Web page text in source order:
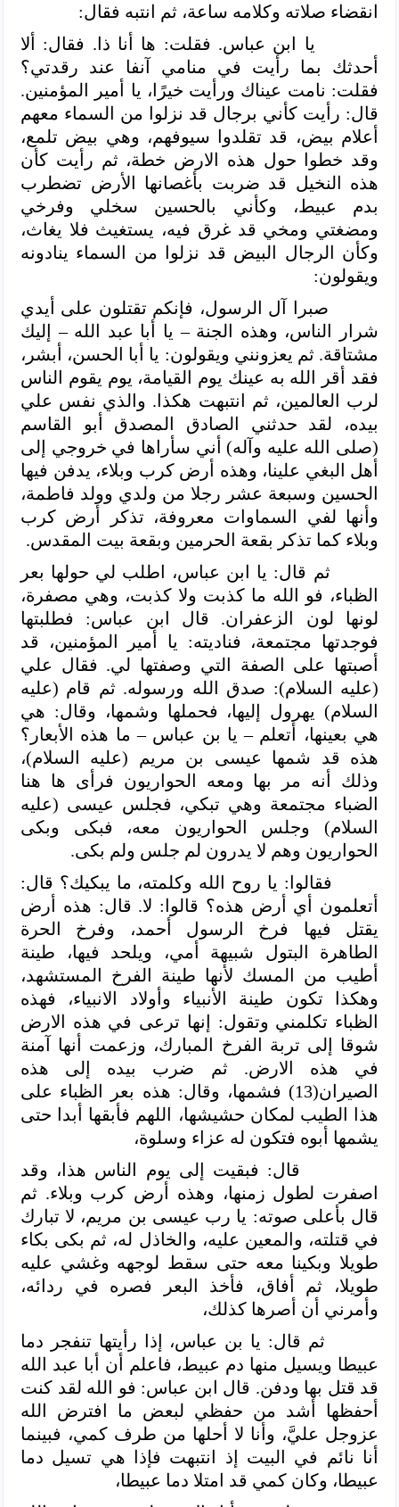
انقضاء صلاته وكلامه ساعة، ثم انتبه فقال:
يا ابن عباس. فقلت: ها أنا ذا. فقال: ألا
أحدثك بما رأيت في منامي آنفا عند رقدتي؟
فقلت: نامت عيناك ورأيت خيرًا، يا أمير المؤمنين.
قال: رأيت كأني برجال قد نزلوا من السماء معهم
أعلام بيض، قد تقلدوا سيوفهم، وهي بيض تلمع،
وقد خطوا حول هذه الارض خطة، ثم رأيت كأن
هذه النخيل قد ضربت بأغصانها الأرض تضطرب
بدم عبيط، وكأني بالحسين سخلي وفرخي
ومضغتي ومخي قد غرق فيه، يستغيث فلا يغاث،
وكأن الرجال البيض قد نزلوا من السماء ينادونه
ويقولون:
صبرا آل الرسول، فإنكم تقتلون على أيدي
شرار الناس، وهذه الجنة – يا أبا عبد الله – إليك
مشتاقة. ثم يعزونني ويقولون: يا أبا الحسن، أبشر،
فقد أقر الله به عينك يوم القيامة، يوم يقوم الناس
لرب العالمين، ثم انتبهت هكذا. والذي نفس علي
بيده، لقد حدثني الصادق المصدق أبو القاسم
(صلى الله عليه وآله) أني سأراها في خروجي إلى
أهل البغي علينا، وهذه أرض كرب وبلاء، يدفن فيها
الحسين وسبعة عشر رجلا من ولدي وولد فاطمة،
وأنها لفي السماوات معروفة، تذكر أرض كرب
وبلاء كما تذكر بقعة الحرمين وبقعة بيت المقدس.
ثم قال: يا ابن عباس، اطلب لي حولها بعر
الظباء، فو الله ما كذبت ولا كذبت، وهي مصفرة،
لونها لون الزعفران. قال ابن عباس: فطلبتها
فوجدتها مجتمعة، فناديته: يا أمير المؤمنين، قد
أصبتها على الصفة التي وصفتها لي. فقال علي
(عليه السلام): صدق الله ورسوله. ثم قام (عليه
السلام) يهرول إليها، فحملها وشمها، وقال: هي
هي بعينها، أتعلم – يا بن عباس – ما هذه الأبعار؟
هذه قد شمها عيسى بن مريم (عليه السلام)،
وذلك أنه مر بها ومعه الحواريون فرأى ها هنا
الضباء مجتمعة وهي تبكي، فجلس عيسى (عليه
السلام) وجلس الحواريون معه، فبكى وبكى
الحواريون وهم لا يدرون لم جلس ولم بكى.
فقالوا: يا روح الله وكلمته، ما يبكيك؟ قال:
أتعلمون أي أرض هذه؟ قالوا: لا. قال: هذه أرض
يقتل فيها فرخ الرسول أحمد، وفرخ الحرة
الطاهرة البتول شبيهة أمي، ويلحد فيها، طينة
أطيب من المسك لأنها طينة الفرخ المستشهد،
وهكذا تكون طينة الأنبياء وأولاد الانبياء، فهذه
الظباء تكلمني وتقول: إنها ترعى في هذه الارض
شوقا إلى تربة الفرخ المبارك، وزعمت أنها آمنة
في هذه الارض. ثم ضرب بيده إلى هذه
الصيران(13) فشمها، وقال: هذه بعر الظباء على
هذا الطيب لمكان حشيشها، اللهم فأبقها أبدا حتى
يشمها أبوه فتكون له عزاء وسلوة،
قال: فبقيت إلى يوم الناس هذا، وقد
اصفرت لطول زمنها، وهذه أرض كرب وبلاء. ثم
قال بأعلى صوته: يا رب عيسى بن مريم، لا تبارك
في قتلته، والمعين عليه، والخاذل له، ثم بكى بكاء
طويلا وبكينا معه حتى سقط لوجهه وغشي عليه
طويلا، ثم أفاق، فأخذ البعر فصره في ردائه،
وأمرني أن أصرها كذلك،
ثم قال: يا بن عباس، إذا رأيتها تنفجر دما
عبيطا ويسيل منها دم عبيط، فاعلم أن أبا عبد الله
قد قتل بها ودفن. قال ابن عباس: فو الله لقد كنت
أحفظها أشد من حفظي لبعض ما افترض الله
عزوجل عليَّ، وأنا لا أحلها من طرف كمي، فبينما
أنا نائم في البيت إذ انتبهت فإذا هي تسيل دما
عبيطا، وكان كمي قد امتلا دما عبيطا،